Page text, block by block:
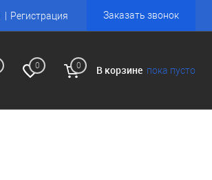
Регистрация Заказать звонок
0 0 В корзине пока пусто